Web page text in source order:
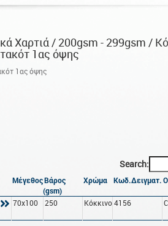
Χαρτιά / 200gsm - 299gsm /
1ας όψης
1ας όψης
Search:
ΜέγεθοςΒάρος
(gsm)
Χρώμα Κωδ.Δειγματ.
70x100 250 Κόκκινο4156